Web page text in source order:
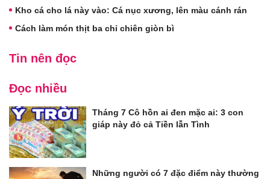
Kho cá cho lá này vào: Cá nục xương, lên màu cánh rán
Cách làm món thịt ba chỉ chiên giòn bì
Tin nên đọc
Đọc nhiều
Tháng 7 Cô hồn ai đen mặc ai: 3 con
giáp này đỏ cả Tiền lẫn Tình
Những người có 7 đặc điểm này thường